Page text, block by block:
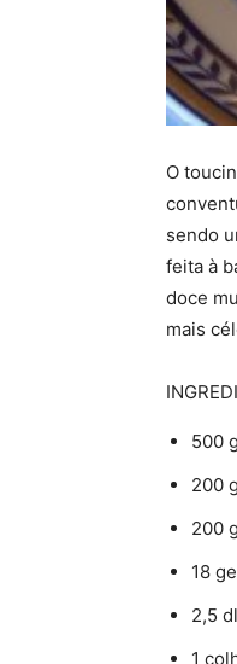
O
sendo
feita à
doce
mais
500
200
200
18
2,5
1